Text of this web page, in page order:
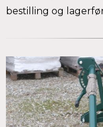
bestilling og